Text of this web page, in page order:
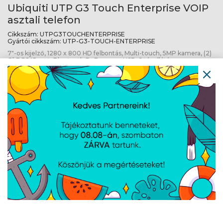
Ubiquiti UTP G3 Touch Enterprise VOIP
asztali telefon
Cikkszám: UTPG3TOUCHENTERPRISE
Gyártói cikkszám: UTP-G3-TOUCH-ENTERPRISE
7"-os kijelző, 1280 x 800 HD felbontás, Multi-touch, 5MP kamera, (2)
GbE RJ45 port, Bluetooth,PoE++ vagy USB-C tápellátás
Ubiquiti WAN RJ45 Switch
Cikkszám:USWWANRJ45 Gyártói cikkszám:USW-WAN-RJ45
WAN Switch RJ45, 3x RJ45 10GbE port, 1x RJ45 GbE port